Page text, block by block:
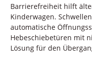
Barrierefreiheit hilft
Kinderwagen.
automatische
Hebeschiebetüren mit
Lösung für den